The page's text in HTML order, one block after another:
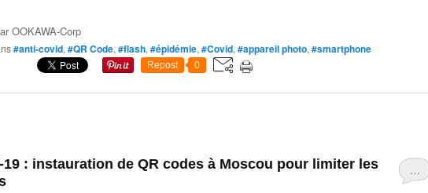
OOKAWA-Corp
#anti-covid, #QR Code, #flash, #épidémie, #Covid, #appareil photo, #smartphone
Repost 0
…
19 : instauration de QR codes à Moscou pour limiter les